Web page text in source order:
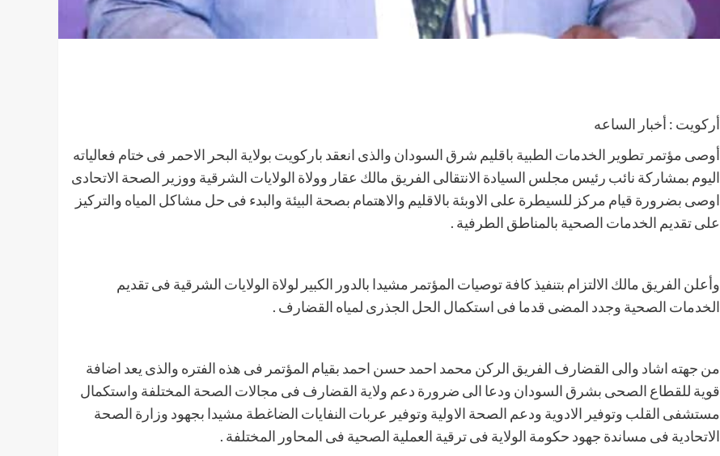
أركويت : أخبار الساعه
أوصى مؤتمر تطوير الخدمات الطبية باقليم شرق السودان والذى انعقد باركويت بولاية البحر الاحمر فى ختام فعالياته
اليوم بمشاركة نائب رئيس مجلس السيادة الانتقالى الفريق مالك عقار وولاة الولايات الشرقية ووزير الصحة الاتحادى
اوصى بضرورة قيام مركز للسيطرة على الاوبئة بالاقليم والاهتمام بصحة البيئة والبدء فى حل مشاكل المياه والتركيز
على تقديم الخدمات الصحية بالمناطق الطرفية .
وأعلن الفريق مالك الالتزام بتنفيذ كافة توصيات المؤتمر مشيدا بالدور الكبير لولاة الولايات الشرقية فى تقديم
الخدمات الصحية وجدد المضى قدما فى استكمال الحل الجذرى لمياه القضارف .
من جهته اشاد والى القضارف الفريق الركن محمد احمد حسن احمد بقيام المؤتمر فى هذه الفتره والذى يعد اضافة
قوية للقطاع الصحى بشرق السودان ودعا الى ضرورة دعم ولاية القضارف فى مجالات الصحة المختلفة واستكمال
مستشفى القلب وتوفير الادوية ودعم الصحة الاولية وتوفير عربات النفايات الضاغطة مشيدا بجهود وزارة الصحة
الاتحادية فى مساندة جهود حكومة الولاية فى ترقية العملية الصحية فى المحاور المختلفة .